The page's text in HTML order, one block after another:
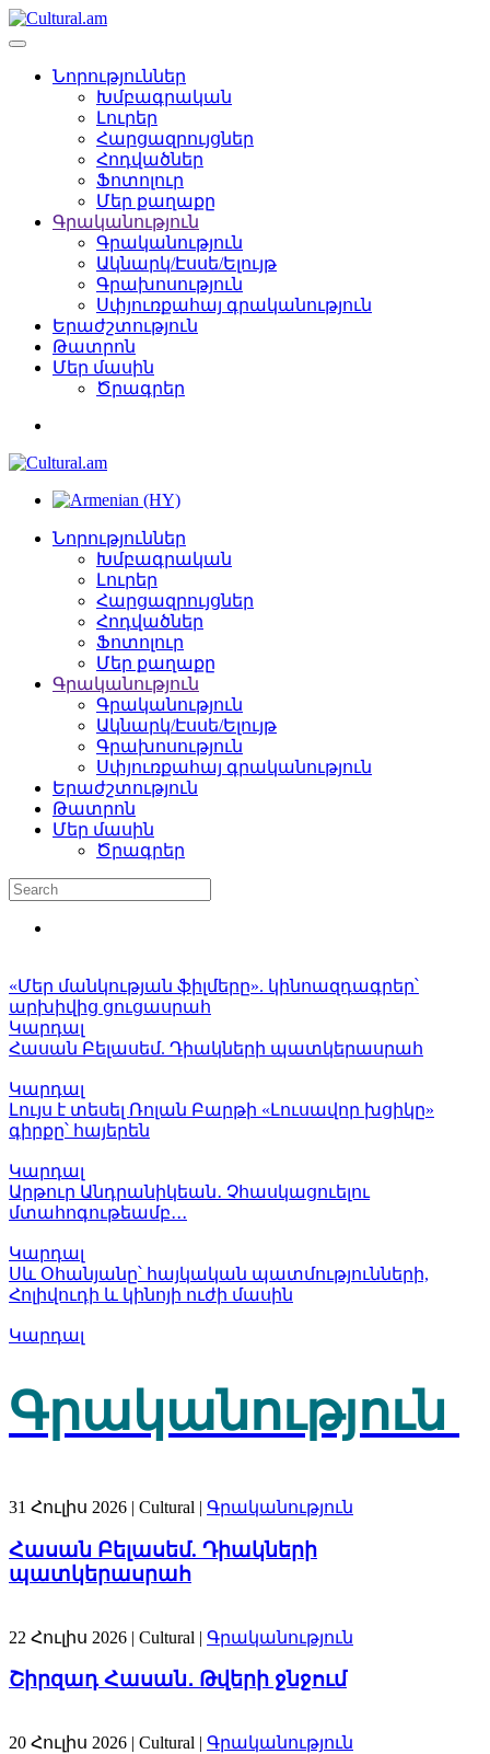
Նորություններ
Խմբագրական
Լուրեր
Հարցազրույցներ
Հոդվածներ
Ֆոտոլուր
Մեր քաղաքը
Գրականություն
Գրականություն
Ակնարկ/Էսսե/Ելույթ
Գրախոսություն
Սփյուռքահայ գրականություն
Երաժշտություն
Թատրոն
Մեր մասին
Ծրագրեր
Նորություններ
Խմբագրական
Լուրեր
Հարցազրույցներ
Հոդվածներ
Ֆոտոլուր
Մեր քաղաքը
Գրականություն
Գրականություն
Ակնարկ/Էսսե/Ելույթ
Գրախոսություն
Սփյուռքահայ գրականություն
Երաժշտություն
Թատրոն
Մեր մասին
Ծրագրեր
«Մեր մանկության ֆիլմերը». կինոազդագրեր՝
արխիվից ցուցասրահ
Կարդալ
Հասան Բելասեմ. Դիակների պատկերասրահ
Կարդալ
Լույս է տեսել Ռոլան Բարթի «Լուսավոր խցիկը»
գիրքը՝ հայերեն
Կարդալ
Արթուր Անդրանիկեան․ Չհասկացուելու
մտահոգութեամբ․․․
Կարդալ
Սև Օհանյանը՝ հայկական պատմությունների,
Հոլիվուդի և կինոյի ուժի մասին
Կարդալ
Գրականություն
31 Հուլիս 2026 | Cultural | Գրականություն
Հասան Բելասեմ. Դիակների
պատկերասրահ
22 Հուլիս 2026 | Cultural | Գրականություն
Շիրզադ Հասան․ Թվերի ջնջում
20 Հուլիս 2026 | Cultural | Գրականություն